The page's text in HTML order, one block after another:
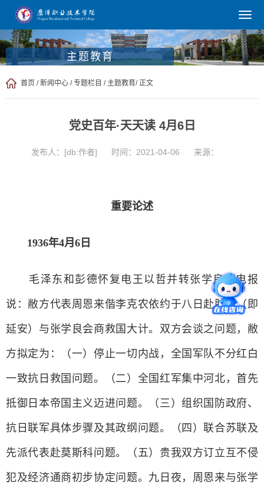
主题教育
首页 /新闻中心 /专题栏目 / 主题教育/ 正文
党史百年·天天读 4月6日
发布人：[db:作者] 时间：2021-04-06 来源：
重要论述
1936年4月6日
毛泽东和彭德怀复电王以哲并转张学良。电报
说：敝方代表周恩来偕李克农依约于八日赴肤施（即
延安）与张学良会商救国大计。双方会谈之问题，敝
方拟定为：（一）停止一切内战，全国军队不分红白
一致抗日救国问题。（二）全国红军集中河北，首先
抵御日本帝国主义迈进问题。（三）组织国防政府、
抗日联军具体步骤及其政纲问题。（四）联合苏联及
先派代表赴莫斯科问题。（五）贵我双方订立互不侵
犯及经济通商初步协定问题。九日夜，周恩来与张学